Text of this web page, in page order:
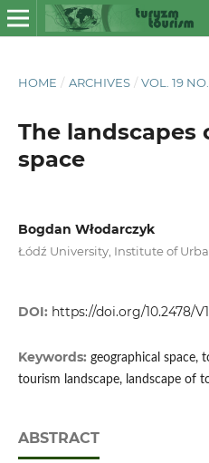
HOME / ARCHIVES / VOL. 19
The landscapes
space
Bogdan Włodarczyk
Łódź University, Institute of
DOI: https://doi.org/10.2478/
Keywords: geographical space,
tourism landscape, landscape of
ABSTRACT